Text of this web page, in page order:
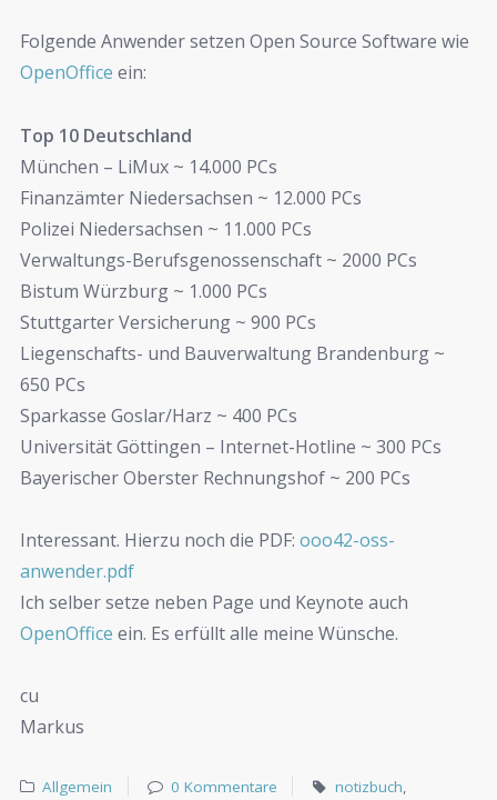
Folgende Anwender setzen Open Source Software wie
OpenOffice ein:
Top 10 Deutschland
München – LiMux ~ 14.000 PCs
Finanzämter Niedersachsen ~ 12.000 PCs
Polizei Niedersachsen ~ 11.000 PCs
Verwaltungs-Berufsgenossenschaft ~ 2000 PCs
Bistum Würzburg ~ 1.000 PCs
Stuttgarter Versicherung ~ 900 PCs
Liegenschafts- und Bauverwaltung Brandenburg ~
650 PCs
Sparkasse Goslar/Harz ~ 400 PCs
Universität Göttingen – Internet-Hotline ~ 300 PCs
Bayerischer Oberster Rechnungshof ~ 200 PCs
Interessant. Hierzu noch die PDF: ooo42-oss-
anwender.pdf
Ich selber setze neben Page und Keynote auch
OpenOffice ein. Es erfüllt alle meine Wünsche.
cu
Markus
Allgemein 0 Kommentare notizbuch,